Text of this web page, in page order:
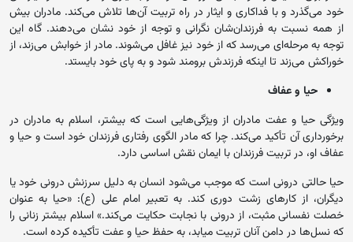
خود می‌گذرد و با فداکاری و ایثار در راه تربیت آن‌ها تلاش می‌کند. مادران بیش
از همه نسبت به فرزندان‌شان نگرانی و توجه از خود نشان می‌دهند. گاه این
توجه به مرحله‌ای می‌رسد که از خود نیز غافل می‌شوند. مادر از خوابش می‌زند، از
خوراکش می‌زند تا اینکه فرزندش برومند شود و به پای خود بایستد.
حیا و عفاف
ویژگی حیا و عفت مادران از ویژگی‌هایی است که بیشتر، اسلام به مادران در
برخورداری آن تأکید می‌کند. چرا که مادر الگوی رفتاری فرزندان خود است و حیا و
عفاف او، در تربیت فرزندان با ایمان نقش اساسی دارد.
حیا حالتی درونی است که موجب می‌شود انسان به دلیل سرزنش درونی خود یا
دیگران، از کارهای زشت دوری کند. به تعبیر امام علی (ع): «حیا به عنوان
خصلت نفسانی مثبت، از درونی با نجابت حکایت می‌کند.» اسلام بیشتر زنانی را
که نسل‌ها در دامن آنان تربیت میابد، به حفظ حیا و عفت تأکیده کرده است.